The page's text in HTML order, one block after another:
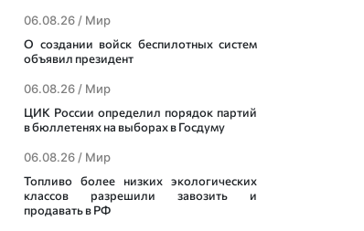
06.08.26 / Мир
О создании войск беспилотных систем
объявил президент
06.08.26 / Мир
ЦИК России определил порядок партий
в бюллетенях на выборах в Госдуму
06.08.26 / Мир
Топливо более низких экологических
классов разрешили завозить и
продавать в РФ